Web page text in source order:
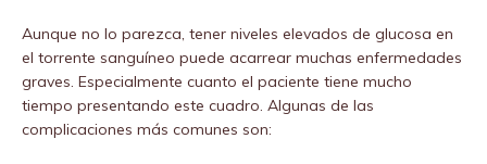
Aunque no lo parezca, tener niveles elevados de glucosa en
el torrente sanguíneo puede acarrear muchas enfermedades
graves. Especialmente cuanto el paciente tiene mucho
tiempo presentando este cuadro. Algunas de las
complicaciones más comunes son: